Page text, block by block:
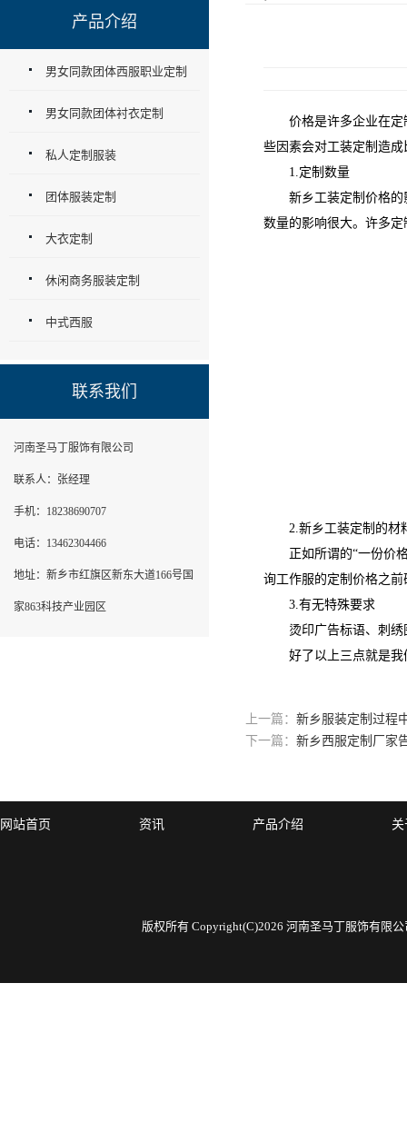
价格是许多企业在定制
些因素会对工装定制造
1.定制数量
新乡工装定制价格的影
数量的影响很大。许多
2.新乡工装定制的材
正如所谓的“一份价格
询工作服的定制价格之
3.有无特殊要求
烫印广告标语、刺绣图
好了以上三点就是我
上一篇： 新乡服装定制过程
下一篇： 新乡西服定制厂家
产品介绍
男女同款团体西服职业定制
男女同款团体衬衣定制
私人定制服装
团体服装定制
大衣定制
休闲商务服装定制
中式西服
联系我们
河南圣马丁服饰有限公司
联系人：张经理
手机：18238690707
电话：13462304466
地址：新乡市红旗区新东大道166号国
家863科技产业园区
网站首页 资讯 产品介绍
版权所有 Copyright(C)2026 河南圣马丁服饰有限